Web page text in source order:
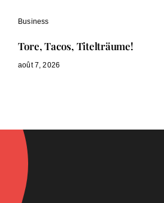
Business
Tore, Tacos, Titelträume!
août 7, 2026